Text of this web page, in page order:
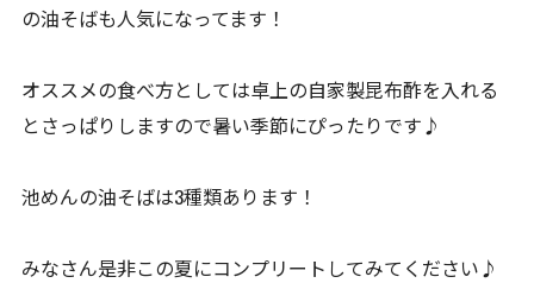
の油そばも人気になってます！
オススメの食べ方としては卓上の自家製昆布酢を入れる
とさっぱりしますので暑い季節にぴったりです♪
池めんの油そばは3種類あります！
みなさん是非この夏にコンプリートしてみてください♪